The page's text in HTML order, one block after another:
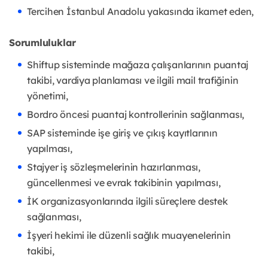
Tercihen İstanbul Anadolu yakasında ikamet eden,
Sorumluluklar
Shiftup sisteminde mağaza çalışanlarının puantaj
takibi, vardiya planlaması ve ilgili mail trafiğinin
yönetimi,
Bordro öncesi puantaj kontrollerinin sağlanması,
SAP sisteminde işe giriş ve çıkış kayıtlarının
yapılması,
Stajyer iş sözleşmelerinin hazırlanması,
güncellenmesi ve evrak takibinin yapılması,
İK organizasyonlarında ilgili süreçlere destek
sağlanması,
İşyeri hekimi ile düzenli sağlık muayenelerinin
takibi,